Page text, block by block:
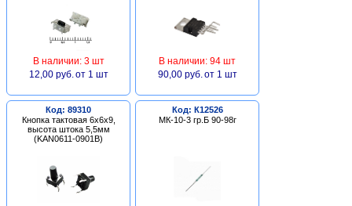
В наличии: 3 шт
12,00 руб. от 1 шт
В наличии: 94 шт
90,00 руб. от 1 шт
Код: 89310
Кнопка тактовая 6х6х9,
высота штока 5,5мм
(KAN0611-0901B)
Код: К12526
МК-10-3 гр.Б 90-98г